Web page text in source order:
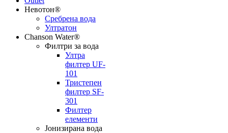
Невотон®
Сребрена вода
Ултратон
Chanson Water®
Филтри за вода
Ултра
филтер UF-
101
Тристепен
филтер SF-
301
Филтер
елементи
Јонизирана вода